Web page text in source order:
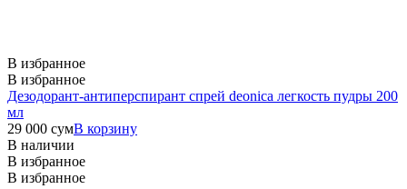
В избранное
В избранное
Дезодорант-антиперспирант спрей deonica легкость пудры 200
мл
29 000 сумВ корзину
В наличии
В избранное
В избранное